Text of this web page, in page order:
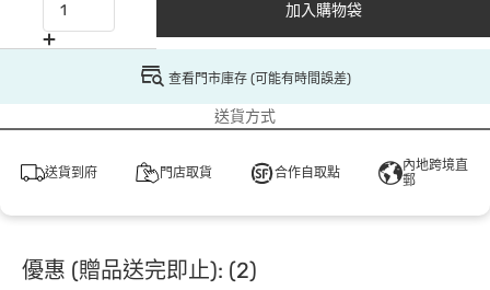
加入購物袋
查看門市庫存 (可能有時間誤差)
送貨方式
送貨到府 門店取貨 合作自取點
內地跨境直
郵
優惠 (贈品送完即止): (2)